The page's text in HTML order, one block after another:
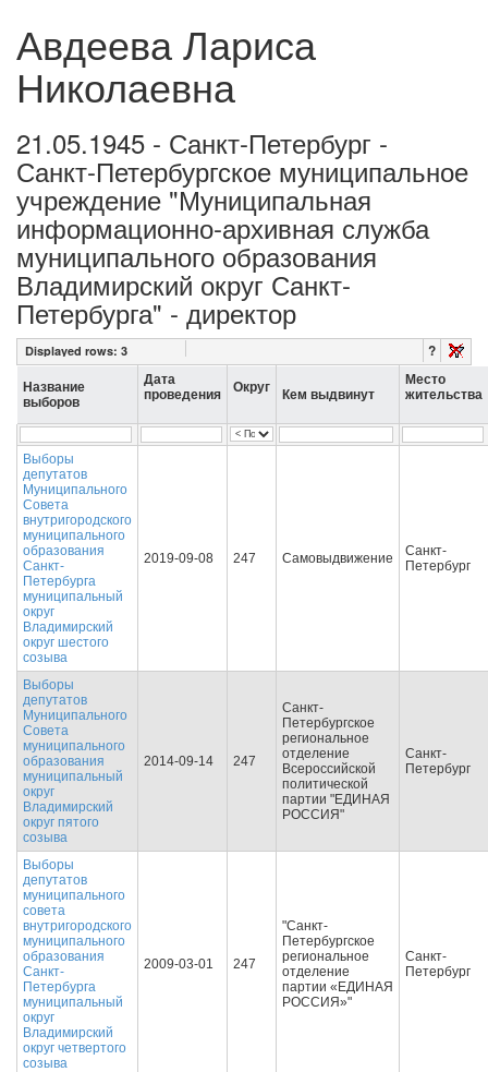
Авдеева Лариса
Николаевна
21.05.1945 - Санкт-Петербург -
Санкт-Петербургское муниципальное
учреждение "Муниципальная
информационно-архивная служба
муниципального образования
Владимирский округ Санкт-
Петербурга" - директор
Displayed rows: 3 ?
Название
выборов
Дата
проведения
Округ Кем выдвинут
Место
жительства
Выборы
депутатов
Муниципального
Совета
внутригородского
муниципального
образования
Санкт-
Петербурга
муниципальный
округ
Владимирский
округ шестого
созыва
2019-09-08 247 Самовыдвижение
Санкт-
Петербург
Выборы
депутатов
Муниципального
Совета
муниципального
образования
муниципальный
округ
Владимирский
округ пятого
созыва
2014-09-14 247
Санкт-
Петербургское
региональное
отделение
Всероссийской
политической
партии "ЕДИНАЯ
РОССИЯ"
Санкт-
Петербург
Выборы
депутатов
муниципального
совета
внутригородского
муниципального
образования
Санкт-
Петербурга
муниципальный
округ
Владимирский
округ четвертого
созыва
2009-03-01 247
"Санкт-
Петербургское
региональное
отделение
партии «ЕДИНАЯ
РОССИЯ»"
Санкт-
Петербург